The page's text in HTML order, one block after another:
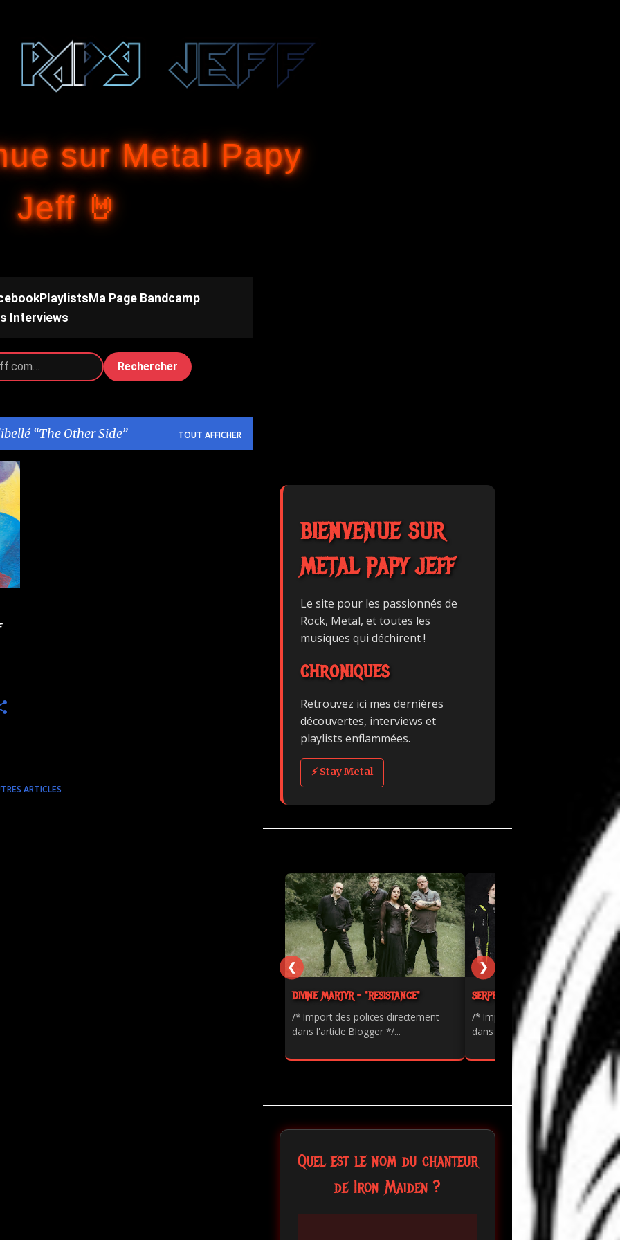
sur Metal Papy
Jeff 🤘
Playlists Ma Page Bandcamp
Interviews
Rechercher
The Other Side TOUT AFFICHER
ARTICLES
BIENVENUE SUR
METAL PAPY JEFF
Le site pour les passionnés de
Rock, Metal, et toutes les
musiques qui déchirent !
CHRONIQUES
Retrouvez ici mes dernières
découvertes, interviews et
playlists enflammées.
⚡ Stay Metal
DIVINE MARTYR - "RESISTANCE"
/* Import des polices directement
dans l'article Blogger */...
SERPENTS - "PAINKILLER"
/* Import des polices directement
dans l'article Blogger */...
❮ ❯
Quel est le nom du chanteur
de Iron Maiden ?